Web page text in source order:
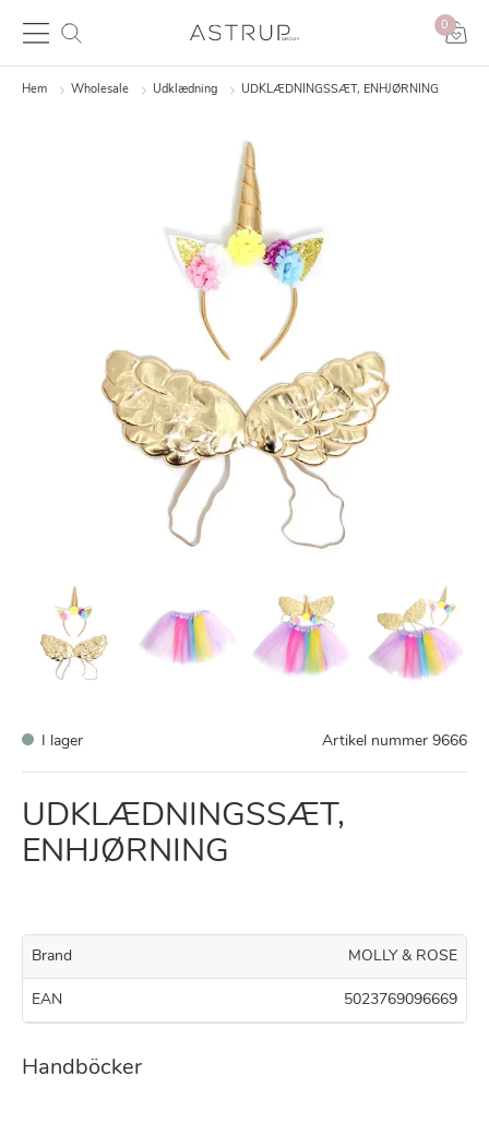
0
Hem Wholesale Udklædning UDKLÆDNINGSSÆT, ENHJØRNING
I lager Artikel nummer 9666
UDKLÆDNINGSSÆT,
ENHJØRNING
Brand MOLLY & ROSE
EAN 5023769096669
Handböcker